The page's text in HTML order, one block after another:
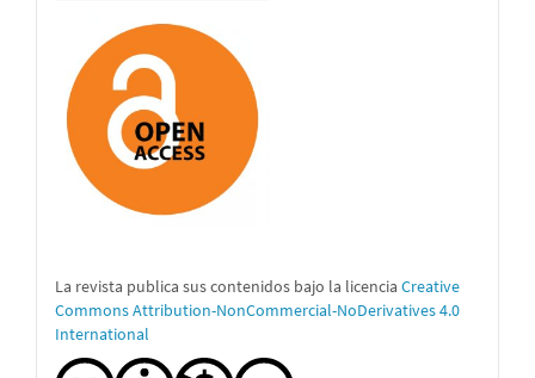
La revista publica sus contenidos bajo la licencia Creative
Commons Attribution-NonCommercial-NoDerivatives 4.0
International